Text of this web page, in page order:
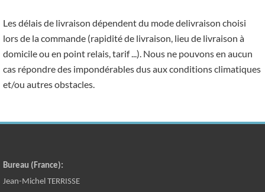
Les délais de livraison dépendent du mode delivraison choisi
lors de la commande (rapidité de livraison, lieu de livraison à
domicile ou en point relais, tarif ...). Nous ne pouvons en aucun
cas répondre des impondérables dus aux conditions climatiques
et/ou autres obstacles.
Bureau (France):
Jean-Michel TERRISSE